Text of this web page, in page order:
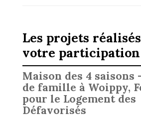
Les projets
votre participation
Maison des 4 saisons
de famille à Woippy,
pour le Logement des
Défavorisés